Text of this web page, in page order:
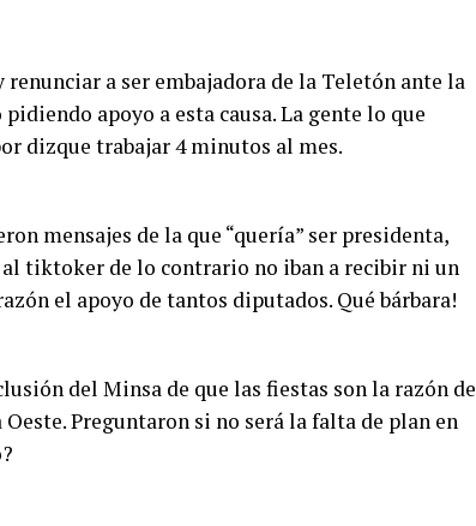
a ser embajadora de la Teletón ante la
apoyo a esta causa. La gente lo que
dizque trabajar 4 minutos al mes.
mensajes de la que “quería” ser presidenta,
al tiktoker de lo contrario no iban a recibir ni un
el apoyo de tantos diputados. Qué bárbara!
del Minsa de que las fiestas son la razón de
Preguntaron si no será la falta de plan en